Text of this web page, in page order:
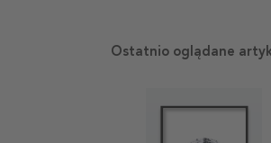
Ostatnio oglądane